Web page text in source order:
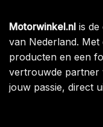
Motorwinkel.nl is
van Nederland.
producten en een
vertrouwde partner
jouw passie, direct